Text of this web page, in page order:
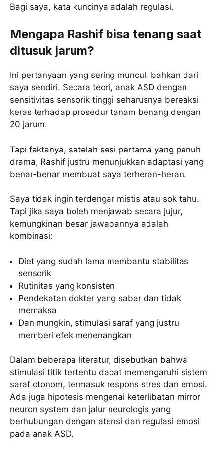
Bagi saya, kata kuncinya adalah regulasi.
Mengapa Rashif bisa tenang saat
ditusuk jarum?
Ini pertanyaan yang sering muncul, bahkan dari
saya sendiri. Secara teori, anak ASD dengan
sensitivitas sensorik tinggi seharusnya bereaksi
keras terhadap prosedur tanam benang dengan
20 jarum.
Tapi faktanya, setelah sesi pertama yang penuh
drama, Rashif justru menunjukkan adaptasi yang
benar-benar membuat saya terheran-heran.
Saya tidak ingin terdengar mistis atau sok tahu.
Tapi jika saya boleh menjawab secara jujur,
kemungkinan besar jawabannya adalah
kombinasi:
Diet yang sudah lama membantu stabilitas
sensorik
Rutinitas yang konsisten
Pendekatan dokter yang sabar dan tidak
memaksa
Dan mungkin, stimulasi saraf yang justru
memberi efek menenangkan
Dalam beberapa literatur, disebutkan bahwa
stimulasi titik tertentu dapat memengaruhi sistem
saraf otonom, termasuk respons stres dan emosi.
Ada juga hipotesis mengenai keterlibatan mirror
neuron system dan jalur neurologis yang
berhubungan dengan atensi dan regulasi emosi
pada anak ASD.